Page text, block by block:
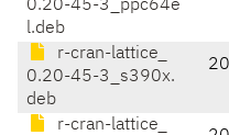
0.20-45-3_ppc64e
l.deb
r-cran-lattice_
0.20-45-3_s390x.
deb
r-cran-lattice_